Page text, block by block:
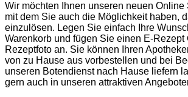
Wir möchten Ihnen unseren neuen Online
mit dem Sie auch die Möglichkeit haben,
einzulösen. Legen Sie einfach Ihre
Warenkorb und fügen Sie einen E-Rezept
Rezeptfoto an. Sie können Ihren
von zu Hause aus vorbestellen und bei
unseren Botendienst nach Hause liefern
gern auch in unseren attraktiven